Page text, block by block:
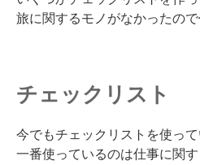
旅に関するモノがなかったので
チェックリスト
今でもチェックリストを使って
一番使っているのは仕事に関す